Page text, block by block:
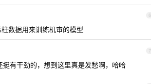
6
数据用来训练机审的模型
7
有干劲的，想到这里真是发愁啊，哈哈